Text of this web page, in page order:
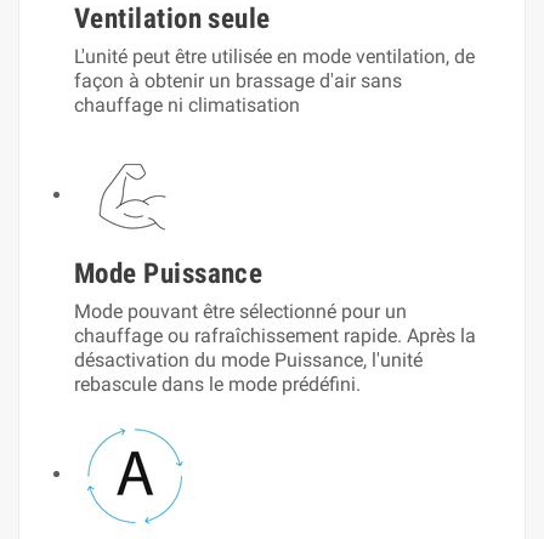
Ventilation seule
L'unité peut être utilisée en mode ventilation, de
façon à obtenir un brassage d'air sans
chauffage ni climatisation
Mode Puissance
Mode pouvant être sélectionné pour un
chauffage ou rafraîchissement rapide. Après la
désactivation du mode Puissance, l'unité
rebascule dans le mode prédéfini.